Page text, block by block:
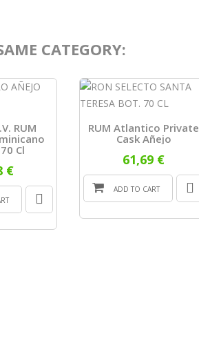
CATEGORY:
RUM
Cl
€
RUM Atlantico Private
Cask Añejo
61,69 €
ADD TO CART